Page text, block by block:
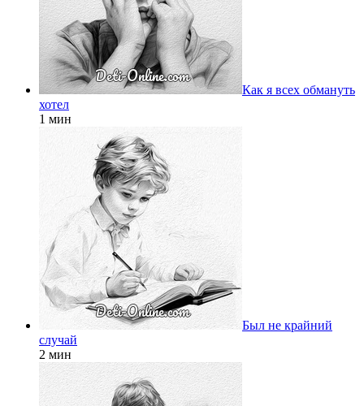
Как я всех обмануть
хотел
1 мин
Был не крайний
случай
2 мин